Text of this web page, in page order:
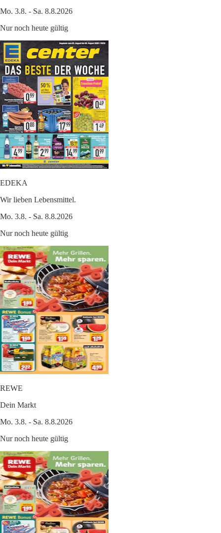
Mo. 3.8. - Sa. 8.8.2026
Nur noch heute gültig
EDEKA
Wir lieben Lebensmittel.
Mo. 3.8. - Sa. 8.8.2026
Nur noch heute gültig
REWE
Dein Markt
Mo. 3.8. - Sa. 8.8.2026
Nur noch heute gültig